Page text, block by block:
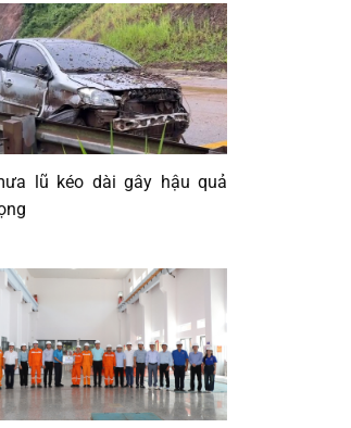
lũ kéo dài gây hậu quả